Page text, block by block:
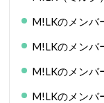
M!LKのメンバ
M!LKのメンバ
M!LKのメンバ
M!LKのメンバ